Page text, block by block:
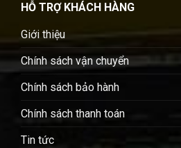
HỖ TRỢ KHÁCH HÀNG
Giới thiệu
Chính sách vận chuyển
Chính sách bảo hành
Chính sách thanh toán
Tin tức